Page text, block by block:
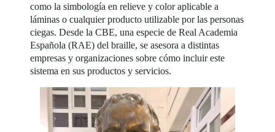
como la simbología en relieve y color aplicable a
láminas o cualquier producto utilizable por las personas
ciegas. Desde la CBE, una especie de Real Academia
Española (RAE) del braille, se asesora a distintas
empresas y organizaciones sobre cómo incluir este
sistema en sus productos y servicios.